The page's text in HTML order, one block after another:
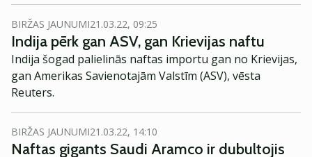
BIRŽAS JAUNUMI21.03.22, 09:25
Indija pērk gan ASV, gan Krievijas naftu
Indija šogad palielinās naftas importu gan no Krievijas,
gan Amerikas Savienotajām Valstīm (ASV), vēsta
Reuters.
BIRŽAS JAUNUMI21.03.22, 14:10
Naftas gigants Saudi Aramco ir dubultojis